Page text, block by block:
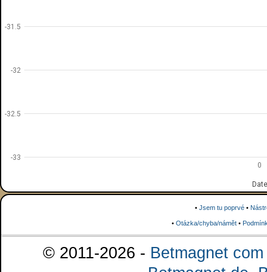
0
Date
-33
-32.5
-32
-31.5
• Jsem tu poprvé •
• Otázka/chyba/námět•
© 2011-2026 - Betmagnet